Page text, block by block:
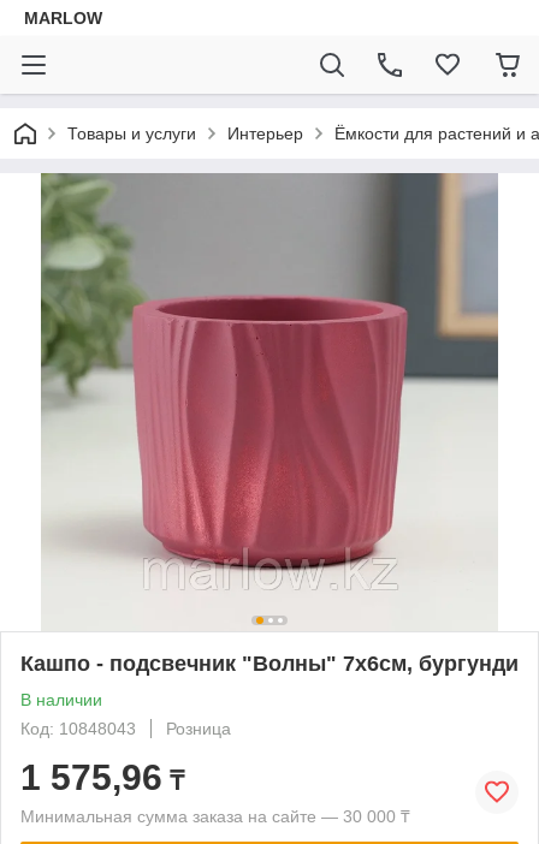
MARLOW
Товары и услуги Интерьер Ёмкости для растений и
Кашпо - подсвечник "Волны" 7х6см, бургунди
В наличии
Код: 10848043
Розница
1 575,96 ₸
Минимальная сумма заказа на сайте — 30 000 ₸